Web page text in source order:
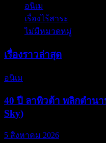
อนิเม
เรื่องไร้สาระ
ไม่มีหมวดหมู่
เรื่องราวล่าสุด
อนิเม
40 ปี ลาพิวต้า พลิกตำนา
Sky)
5 สิงหาคม 2026